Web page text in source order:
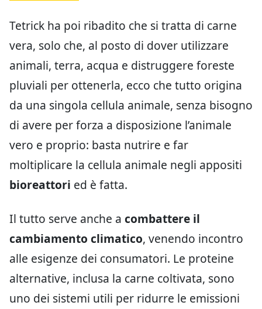
Tetrick ha poi ribadito che si tratta di carne
vera, solo che, al posto di dover utilizzare
animali, terra, acqua e distruggere foreste
pluviali per ottenerla, ecco che tutto origina
da una singola cellula animale, senza bisogno
di avere per forza a disposizione l’animale
vero e proprio: basta nutrire e far
moltiplicare la cellula animale negli appositi
bioreattori ed è fatta.
Il tutto serve anche a combattere il
cambiamento climatico, venendo incontro
alle esigenze dei consumatori. Le proteine
alternative, inclusa la carne coltivata, sono
uno dei sistemi utili per ridurre le emissioni